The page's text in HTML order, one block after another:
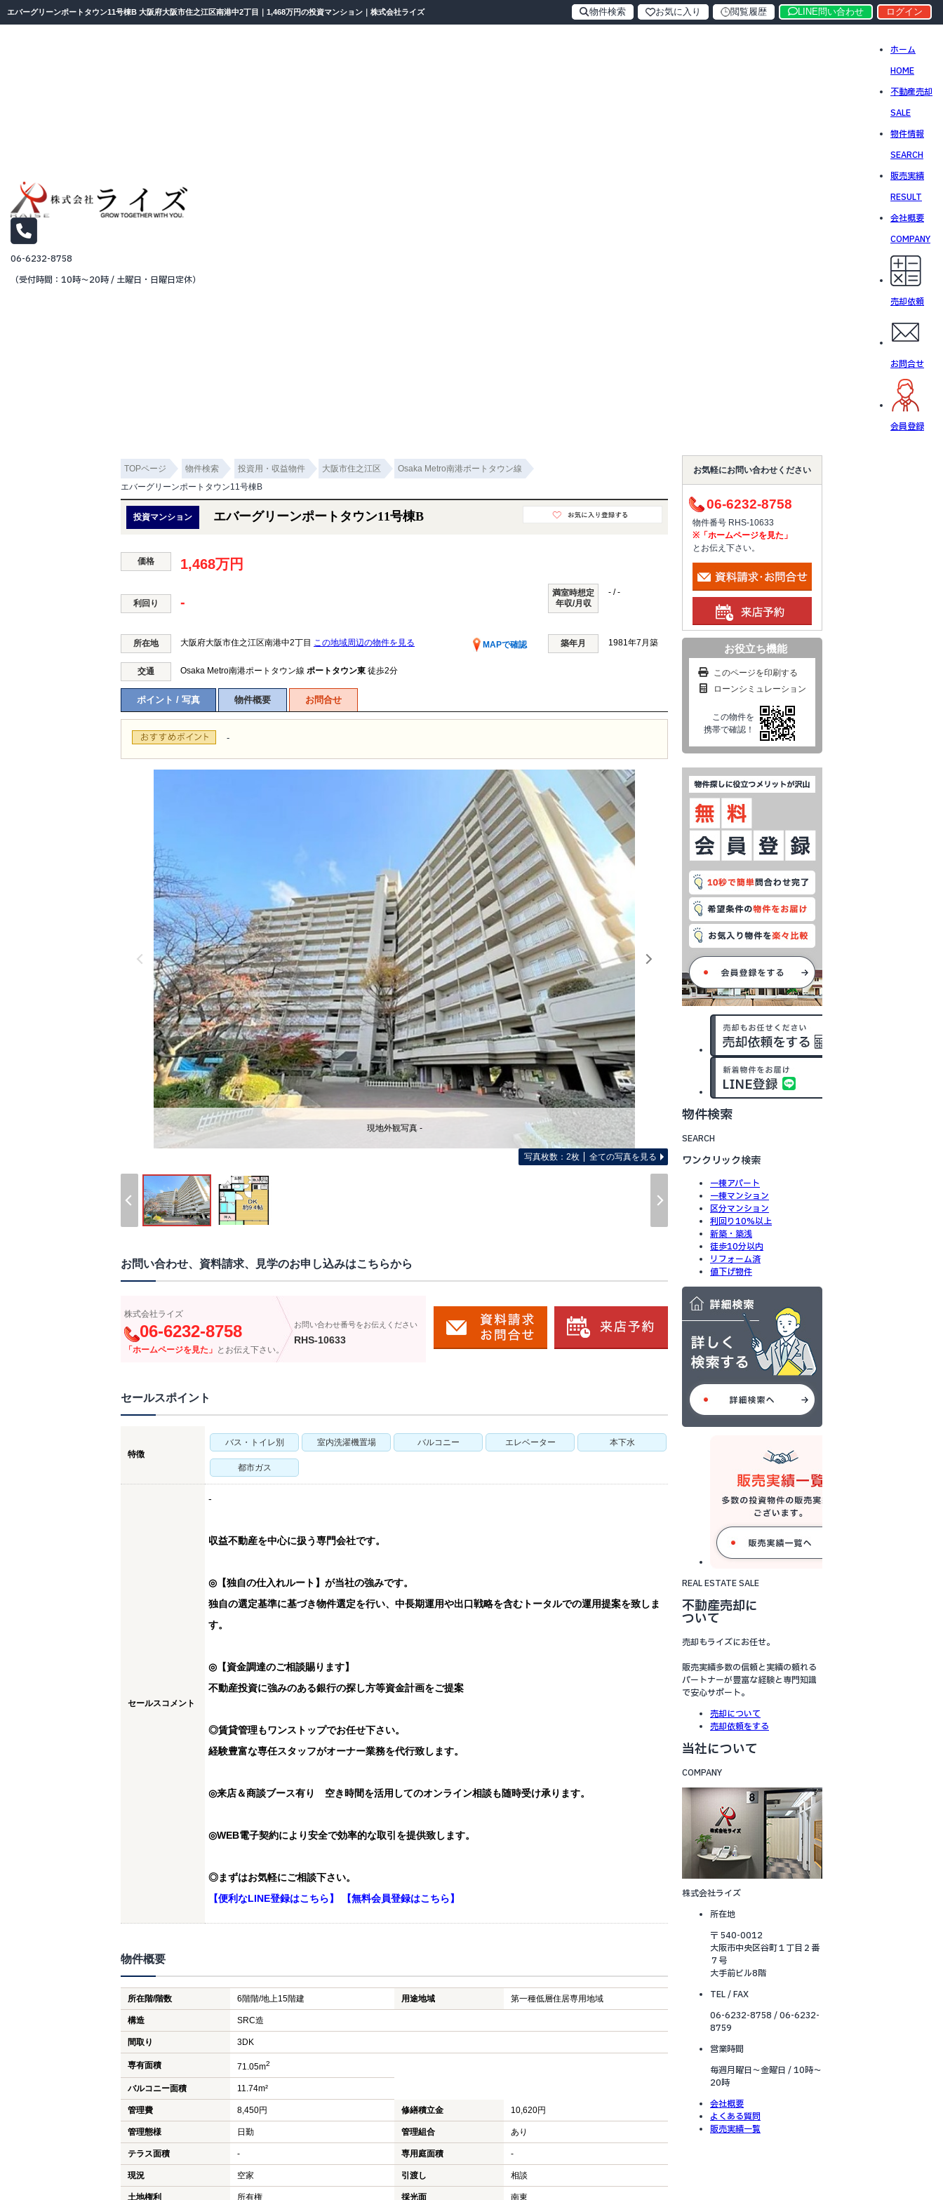
エバーグリーンポートタウン11号棟B 大阪府大阪市住之江区南港中2丁目｜1,468万円の投資マンション｜株式会社ライズ
06-6232-8758
（受付時間：10時～20時 / 土曜日・日曜日定休）
ホーム
HOME
不動産売却
SALE
物件情報
SEARCH
販売実績
RESULT
会社概要
COMPANY
売却依頼
お問合せ
会員登録
TOPページ 物件検索 投資用・収益物件 大阪市住之江区
Osaka Metro南港ポートタウン線
エバーグリーンポートタウン11号棟B
投資マンション エバーグリーンポートタウン11号棟B
価格 1,468万円
利回り -
満室時想定
年収/月収
- / -
所在地 大阪府大阪市住之江区南港中2丁目 MAPで確認
この地域周辺の物件を見る 築年月 1981年7月築
交通 Osaka Metro南港ポートタウン線 ポートタウン東 徒歩2分
ポイント / 写真 物件概要 お問合せ
-
現地外観写真 -
写真枚数：2枚 全ての写真を見る
お問い合わせ、資料請求、見学のお申し込みはこちらから
株式会社ライズ
06-6232-8758
「ホームページを見た」 とお伝え下さい。
お問い合わせ番号をお伝えください
RHS-10633
セールスポイント
特徴
バス・トイレ別 室内洗濯機置場 バルコニー エレベーター 本下水
都市ガス
セールスコメント
-
収益不動産を中心に扱う専門会社です。
◎【独自の仕入れルート】が当社の強みです。
独自の選定基準に基づき物件選定を行い、中長期運用や出口戦略を含むトータルでの運用提案を致しま
す。
◎【資金調達のご相談賜ります】
不動産投資に強みのある銀行の探し方等資金計画をご提案
◎賃貸管理もワンストップでお任せ下さい。
経験豊富な専任スタッフがオーナー業務を代行致します。
◎来店＆商談ブース有り 空き時間を活用してのオンライン相談も随時受け承ります。
◎WEB電子契約により安全で効率的な取引を提供致します。
◎まずはお気軽にご相談下さい。
【便利なLINE登録はこちら】
【無料会員登録はこちら】
物件概要
所在階/階数 6階階/地上15階建 用途地域 第一種低層住居専用地域
構造 SRC造
間取り 3DK
専有面積 71.05m2
バルコニー面積 11.74m²
管理費 8,450円 修繕積立金 10,620円
管理態様 日勤 管理組合 あり
テラス面積 - 専用庭面積 -
現況 空家 引渡し 相談
土地権利 所有権 採光面 南東
お気軽にお問い合わせください
06-6232-8758
物件番号 RHS-10633
※「ホームページを見た」
とお伝え下さい。
お役立ち機能
このページを印刷する
ローンシミュレーション
この物件を
携帯で確認！
物件検索
SEARCH
ワンクリック検索
一棟アパート
一棟マンション
区分マンション
利回り10%以上
新築・築浅
徒歩10分以内
リフォーム済
値下げ物件
REAL ESTATE SALE
不動産売却に
ついて
売却もライズにお任せ。
販売実績多数の信頼と実績の頼れる
パートナーが豊富な経験と専門知識
で安心サポート。
売却について
売却依頼をする
当社について
COMPANY
株式会社ライズ
所在地
〒 540-0012
大阪市中央区谷町１丁目２番
７号
大手前ビル8階
TEL / FAX
06-6232-8758 / 06-6232-
8759
営業時間
毎週月曜日～金曜日 / 10時～
20時
会社概要
よくある質問
販売実績一覧
物件検索 お気に入り 閲覧履歴 LINE問い合わせ ログイン